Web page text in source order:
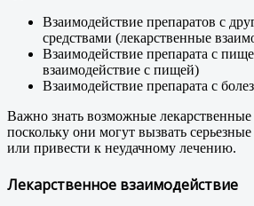
Взаимодействие препаратов с
средствами (лекарственные
Взаимодействие препарата с
взаимодействие с пищей)
Взаимодействие препарата с
Важно знать возможные лекарственные
поскольку они могут вызвать
или привести к неудачному лечению.
Лекарственное взаимодействие